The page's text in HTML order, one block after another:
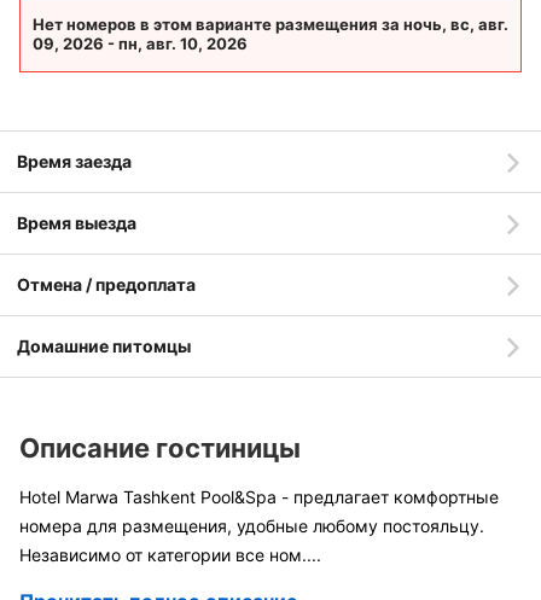
Нет номеров в этом варианте размещения за ночь, вс, авг.
09, 2026 - пн, авг. 10, 2026
Время заезда
Время выезда
Отмена / предоплата
Домашние питомцы
Описание гостиницы
Hotel Marwa Tashkent Pool&Spa - предлагает комфортные
номера для размещения, удобные любому постояльцу.
Независимо от категории все ном....